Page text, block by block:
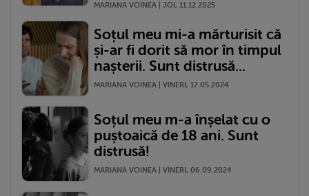
MARIANA VOINEA | JOI, 11.12.2025
Soțul meu mi-a mărturisit că
și-ar fi dorit să mor în timpul
nașterii. Sunt distrusă...
MARIANA VOINEA | VINERI, 17.05.2024
Soțul meu m-a înșelat cu o
puștoaică de 18 ani. Sunt
distrusă!
MARIANA VOINEA | VINERI, 06.09.2024